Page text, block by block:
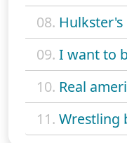
08.
09. I want to
10. Real
11. Wrestling